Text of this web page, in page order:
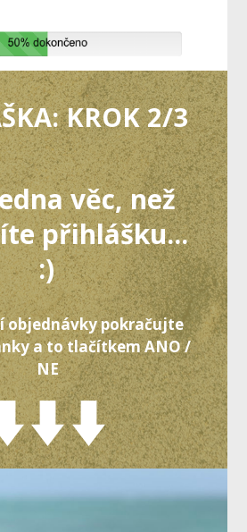
KROK 2/3
věc, než
přihlášku...
:)
objednávky pokračujte
a to tlačítkem ANO /
NE